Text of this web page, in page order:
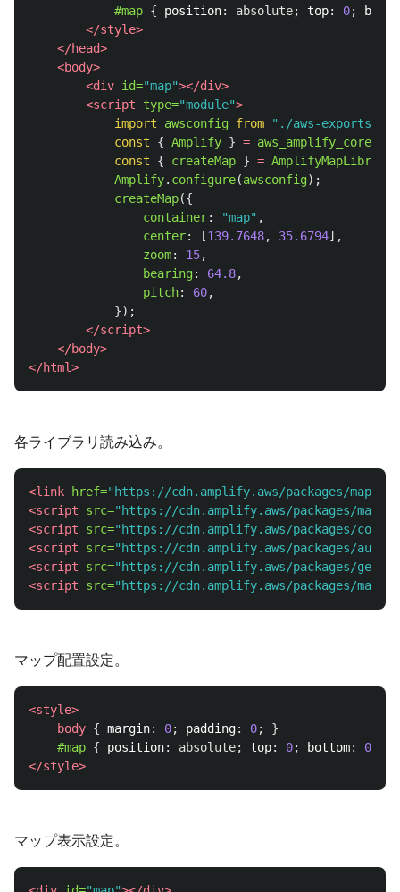
#map { position: absolute; top: 0;
</style>
</head>
<body>
<div id="map"></div>
<script type="module">
import
awsconfig from " ./aws-exports.js
const
{ Amplify } = aws_amplify_core
const
{ createMap } = AmplifyMapLibre
Amplify. configure(awsconfig);
createMap({
container: "map" ,
center: [139.7648, 35.6794],
zoom: 15,
bearing: 64.8,
pitch: 60,
});
</script>
</body>
</html>
各ライブラリ読み込み。
<link href="https://cdn.amplify.aws/packages/
<script src="https://cdn.amplify.aws/packages/
<script src="https://cdn.amplify.aws/packages/
<script src="https://cdn.amplify.aws/packages/
<script src="https://cdn.amplify.aws/packages/geo/
<script src="https://cdn.amplify.aws/packages/
マップ配置設定。
<style>
body { margin: 0; padding: 0;
}
#map { position: absolute; top: 0; bottom: 0
</style>
マップ表示設定。